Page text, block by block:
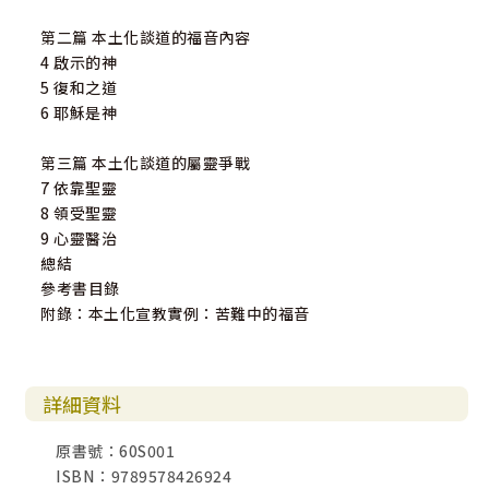
第二篇 本土化談道的福音內容
4 啟示的神
5 復和之道
6 耶穌是神
第三篇 本土化談道的屬靈爭戰
7 依靠聖靈
8 領受聖靈
9 心靈醫治
總結
參考書目錄
附錄：本土化宣教實例：苦難中的福音
詳細資料
原書號：60S001
ISBN：9789578426924